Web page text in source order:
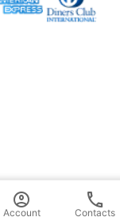
Account Contacts